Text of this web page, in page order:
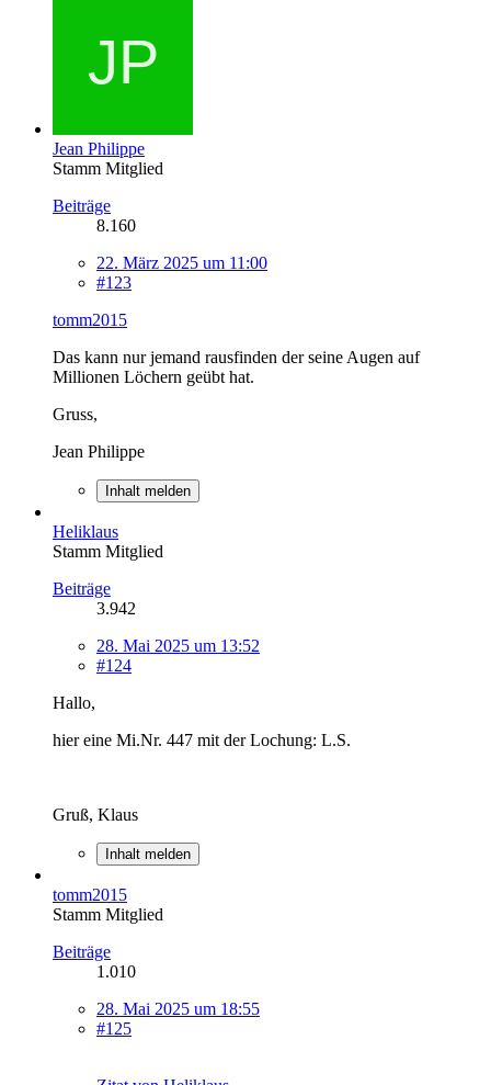
Jean Philippe
Stamm Mitglied
Beiträge
8.160
22. März 2025 um 11:00
#123
tomm2015
Das kann nur jemand rausfinden der seine Augen auf
Millionen Löchern geübt hat.
Gruss,
Jean Philippe
Inhalt melden
Heliklaus
Stamm Mitglied
Beiträge
3.942
28. Mai 2025 um 13:52
#124
Hallo,
hier eine Mi.Nr. 447 mit der Lochung: L.S.
Gruß, Klaus
Inhalt melden
tomm2015
Stamm Mitglied
Beiträge
1.010
28. Mai 2025 um 18:55
#125